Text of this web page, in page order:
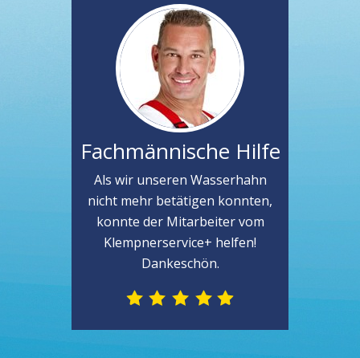
Fachmännische Hilfe
Als wir unseren Wasserhahn
nicht mehr betätigen konnten,
konnte der Mitarbeiter vom
Klempnerservice+ helfen!
Dankeschön.